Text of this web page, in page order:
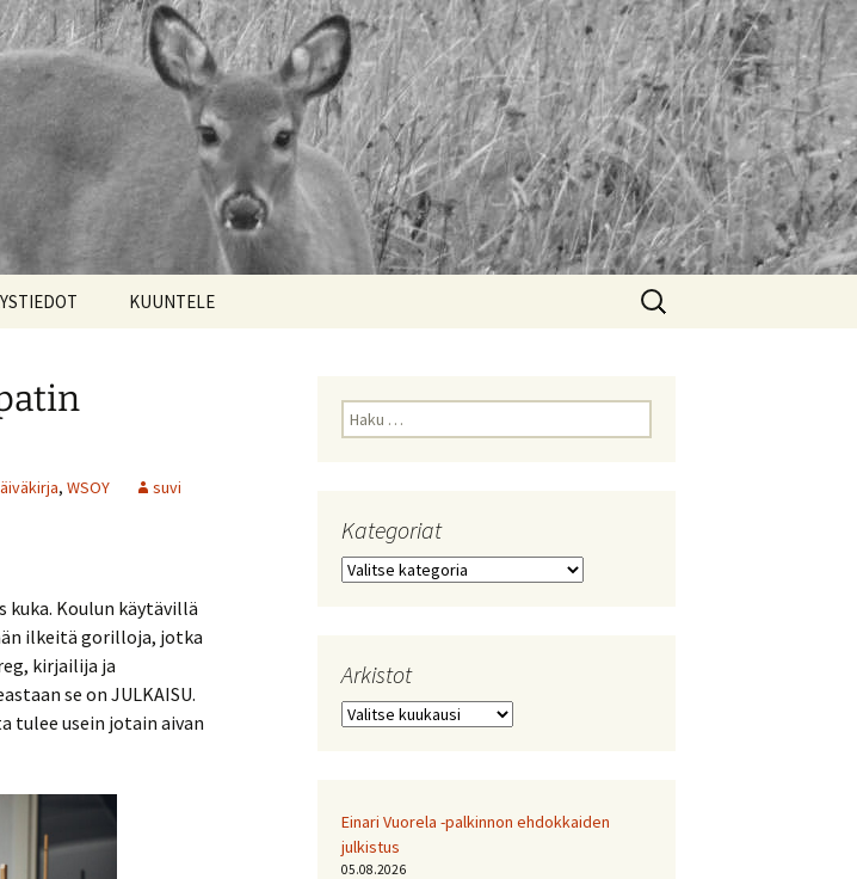
KUUNTELE
Haku:
, WSOY suvi
kuka. Koulun käytävillä
ilkeitä gorilloja, jotka
kirjailija ja
se on JULKAISU.
tulee usein jotain aivan
Haku:
Kategoriat
Kategoriat
Arkistot
Arkistot
Einari Vuorela -palkinnon ehdokkaiden
julkistus
05.08.2026